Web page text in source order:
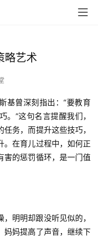
略艺术
基曾深刻指出：“要教育
。”这句名言提醒我们，
务，而提升这些技巧，
。在育儿过程中，如何正
害的惩罚循环，是一门值
明明却跟没听见似的，
妈妈提高了声音，继续下